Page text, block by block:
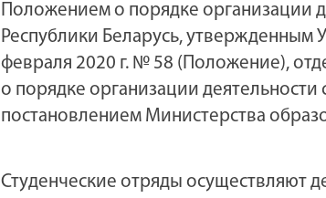
Положением о порядке организации
Республики Беларусь, утвержденным
февраля 2020 г. № 58 (Положение),
о порядке организации
постановлением Министерства
Студенческие отряды осуществляют